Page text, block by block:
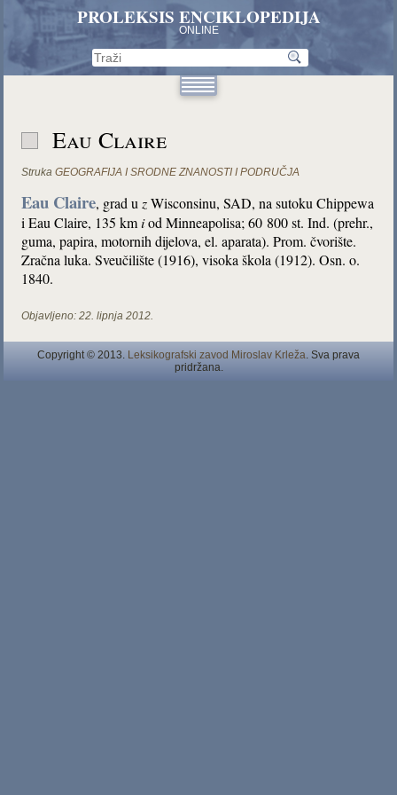
PROLEKSIS ENCIKLOPEDIJA
ONLINE
Eau Claire
Struka GEOGRAFIJA I SRODNE ZNANOSTI I PODRUČJA
Eau Claire, grad u zWisconsinu, SAD, na sutoku Chippewa
i Eau Claire, 135 kmiod Minneapolisa; 60 800 st. Ind. (prehr.,
guma, papira, motornih dijelova, el. aparata). Prom. čvorište.
Zračna luka. Sveučilište (1916), visoka škola (1912). Osn. o.
1840.
Objavljeno: 22. lipnja 2012.
Copyright © 2013. Leksikografski zavod Miroslav Krleža. Sva prava
pridržana.